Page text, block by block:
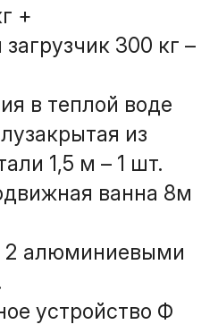
+
300 кг –
в теплой воде
из
1,5 м – 1 шт.
ванна 8м
2 алюминиевыми
устройство Ф